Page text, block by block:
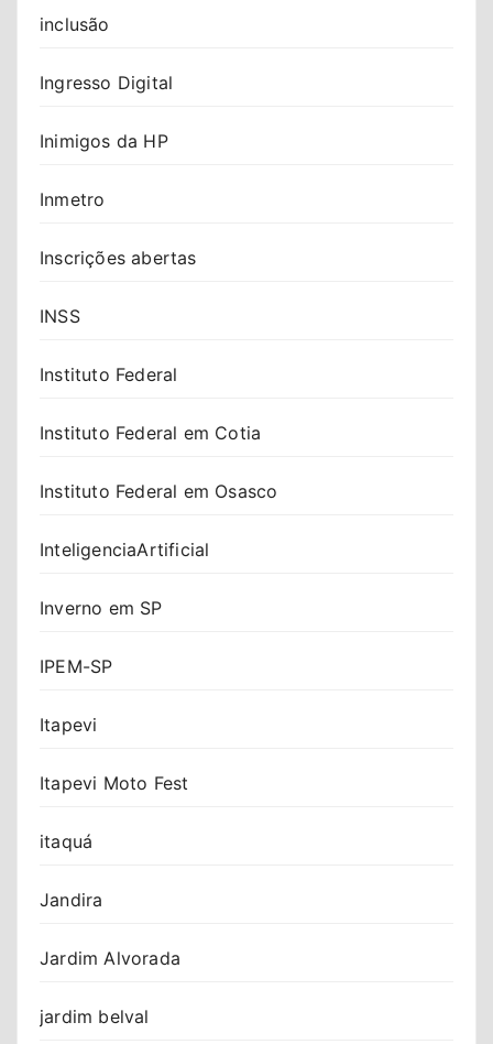
inclusão
Ingresso Digital
Inimigos da HP
Inmetro
Inscrições abertas
INSS
Instituto Federal
Instituto Federal em Cotia
Instituto Federal em Osasco
InteligenciaArtificial
Inverno em SP
IPEM-SP
Itapevi
Itapevi Moto Fest
itaquá
Jandira
Jardim Alvorada
jardim belval